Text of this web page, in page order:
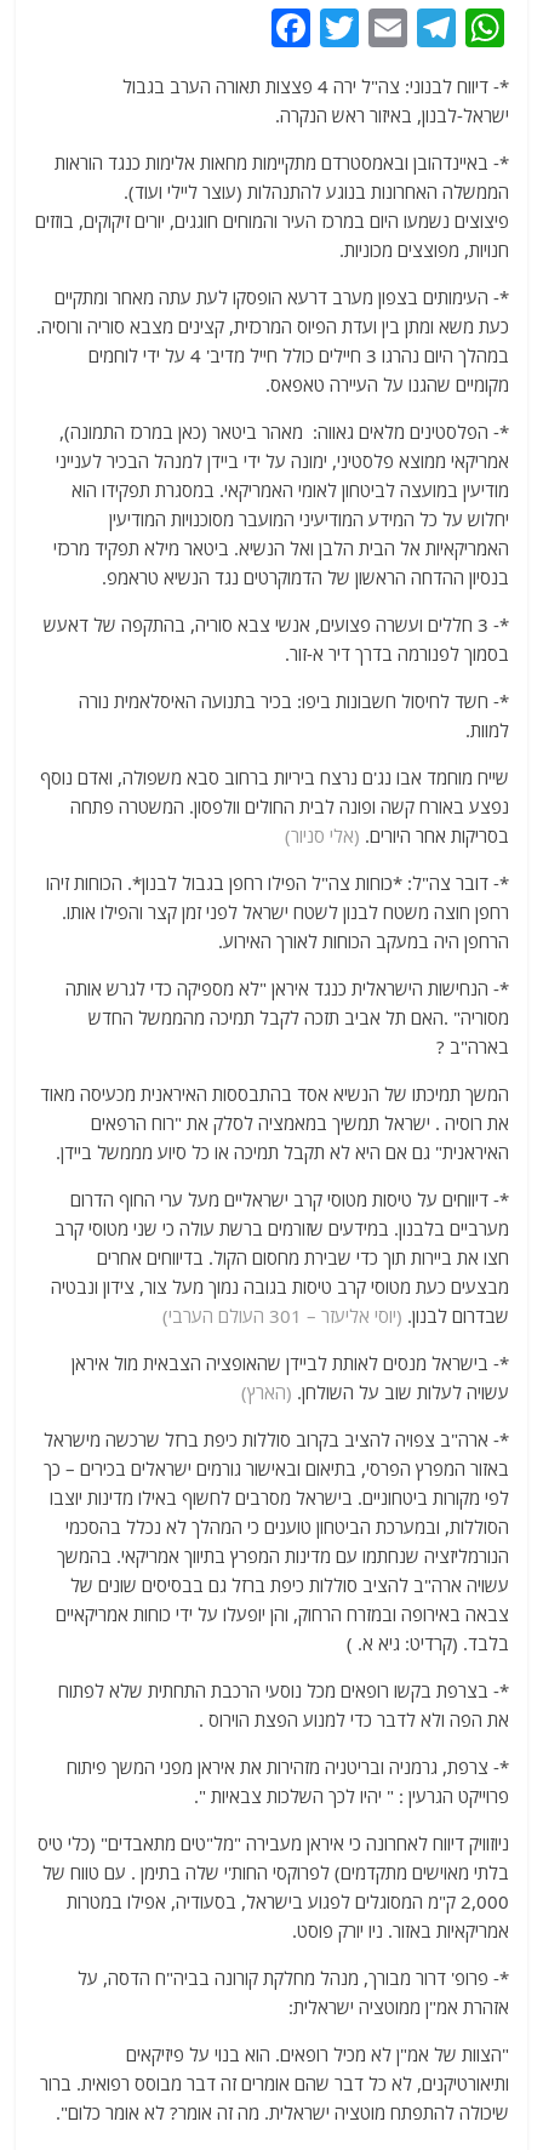
W
h
at
s
A
p
p
T
e
g
ra
m
E
m
ai
l
T
itt
er
c
e
b
o
k
*- דיווח לבנוני: צה"ל ירה 4 פצצות תאורה הערב בגבול
ישראל-לבנון, באיזור ראש הנקרה.
*- באיינדהובן ובאמסטרדם מתקיימות מחאות אלימות כנגד הוראות
הממשלה האחרונות בנוגע להתנהלות (עוצר ליילי ועוד).
פיצוצים נשמעו היום במרכז העיר והמוחים חוגגים, יורים זיקוקים, בוזזים
חנויות, מפוצצים מכוניות.
*- העימותים בצפון מערב דרעא הופסקו לעת עתה מאחר ומתקיים
כעת משא ומתן בין ועדת הפיוס המרכזית, קצינים מצבא סוריה ורוסיה.
במהלך היום נהרגו 3 חיילים כולל חייל מדיב' 4 על ידי לוחמים
מקומיים שהגנו על העיירה טאפאס.
*- הפלסטינים מלאים גאווה: מאהר ביטאר (כאן במרכז התמונה),
אמריקאי ממוצא פלסטיני, ימונה על ידי ביידן למנהל הבכיר לענייני
מודיעין במועצה לביטחון לאומי האמריקאי. במסגרת תפקידו הוא
יחלוש על כל המידע המודיעיני המועבר מסוכנויות המודיעין
האמריקאיות אל הבית הלבן ואל הנשיא. ביטאר מילא תפקיד מרכזי
בנסיון ההדחה הראשון של הדמוקרטים נגד הנשיא טראמפ.
*- 3 חללים ועשרה פצועים, אנשי צבא סוריה, בהתקפה של דאעש
בסמוך לפנורמה בדרך דיר א-זור.
*- חשד לחיסול חשבונות ביפו: בכיר בתנועה האיסלאמית נורה
למוות.
שייח מוחמד אבו נג'ם נרצח ביריות ברחוב סבא משפולה, ואדם נוסף
נפצע באורח קשה ופונה לבית החולים וולפסון. המשטרה פתחה
בסריקות אחר היורים. (אלי סניור)
*- דובר צה"ל: *כוחות צה"ל הפילו רחפן בגבול לבנון*. הכוחות זיהו
רחפן חוצה משטח לבנון לשטח ישראל לפני זמן קצר והפילו אותו.
הרחפן היה במעקב הכוחות לאורך האירוע.
*- הנחישות הישראלית כנגד איראן "לא מספיקה כדי לגרש אותה
מסוריה" .האם תל אביב תזכה לקבל תמיכה מהממשל החדש
בארה"ב ?
המשך תמיכתו של הנשיא אסד בהתבססות האיראנית מכעיסה מאוד
את רוסיה . ישראל תמשיך במאמציה לסלק את "רוח הרפאים
האיראנית" גם אם היא לא תקבל תמיכה או כל סיוע מממשל ביידן.
*- דיווחים על טיסות מטוסי קרב ישראליים מעל ערי החוף הדרום
מערביים בלבנון. במידעים שזורמים ברשת עולה כי שני מטוסי קרב
חצו את ביירות תוך כדי שבירת מחסום הקול. בדיווחים אחרים
מבצעים כעת מטוסי קרב טיסות בגובה נמוך מעל צור, צידון ונבטיה
שבדרום לבנון. (יוסי אליעזר – 301 העולם הערבי)
*- בישראל מנסים לאותת לביידן שהאופציה הצבאית מול איראן
עשויה לעלות שוב על השולחן. (הארץ)
*- ארה"ב צפויה להציב בקרוב סוללות כיפת ברזל שרכשה מישראל
באזור המפרץ הפרסי, בתיאום ובאישור גורמים ישראלים בכירים – כך
לפי מקורות ביטחוניים. בישראל מסרבים לחשוף באילו מדינות יוצבו
הסוללות, ובמערכת הביטחון טוענים כי המהלך לא נכלל בהסכמי
הנורמליזציה שנחתמו עם מדינות המפרץ בתיווך אמריקאי. בהמשך
עשויה ארה"ב להציב סוללות כיפת ברזל גם בבסיסים שונים של
צבאה באירופה ובמזרח הרחוק, והן יופעלו על ידי כוחות אמריקאיים
בלבד. (קרדיט: גיא א. )
*- בצרפת בקשו רופאים מכל נוסעי הרכבת התחתית שלא לפתוח
את הפה ולא לדבר כדי למנוע הפצת הוירוס .
*- צרפת, גרמניה ובריטניה מזהירות את איראן מפני המשך פיתוח
פרוייקט הגרעין : " יהיו לכך השלכות צבאיות ".
ניוזוויק דיווח לאחרונה כי איראן מעבירה "מל"טים מתאבדים" (כלי טיס
בלתי מאוישים מתקדמים) לפרוקסי החות'י שלה בתימן . עם טווח של
2,000 ק"מ המסוגלים לפגוע בישראל, בסעודיה, אפילו במטרות
אמריקאיות באזור. ניו יורק פוסט.
*- פרופ' דרור מבורך, מנהל מחלקת קורונה בביה"ח הדסה, על
אזהרת אמ"ן ממוטציה ישראלית:
"הצוות של אמ"ן לא מכיל רופאים. הוא בנוי על פיזיקאים
ותיאורטיקנים, לא כל דבר שהם אומרים זה דבר מבוסס רפואית. ברור
שיכולה להתפתח מוטציה ישראלית. מה זה אומר? לא אומר כלום".